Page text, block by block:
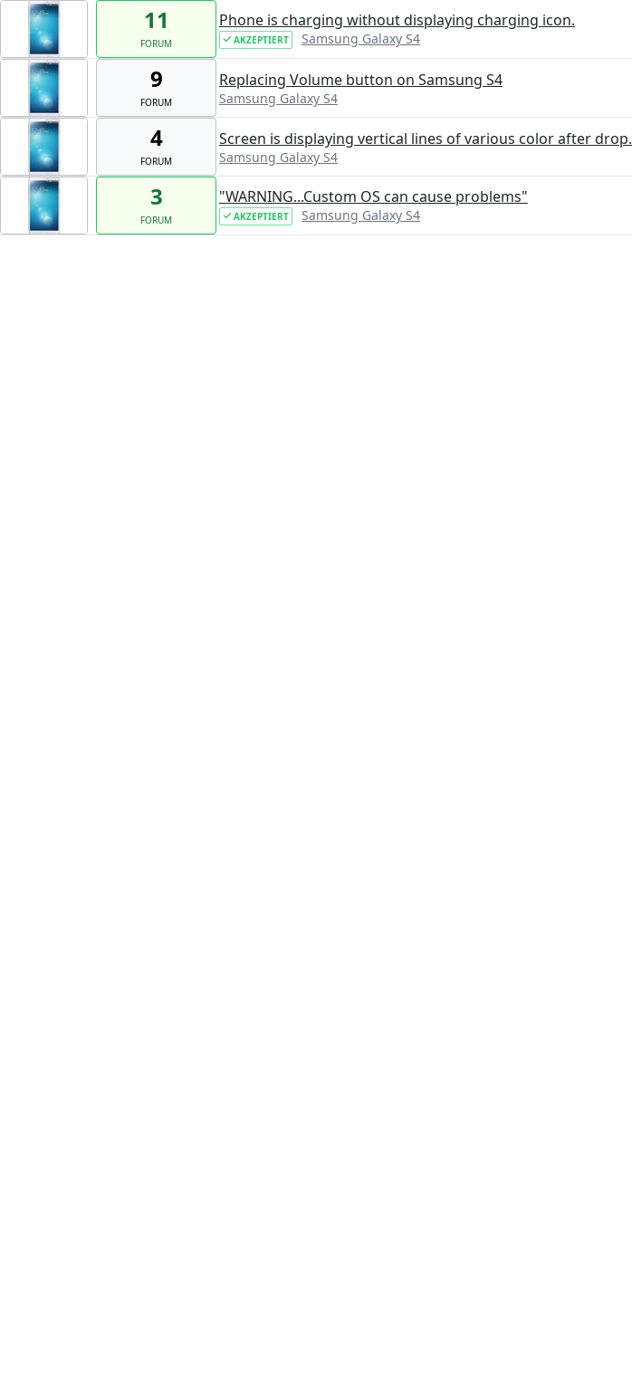
11
FORUM
Phone is charging without displaying charging icon.
AKZEPTIERT Samsung Galaxy S4
9
FORUM
Replacing Volume button on Samsung S4
Samsung Galaxy S4
4
FORUM
Screen is displaying vertical lines of various color after drop.
Samsung Galaxy S4
3
FORUM
"WARNING...Custom OS can cause problems"
AKZEPTIERT Samsung Galaxy S4